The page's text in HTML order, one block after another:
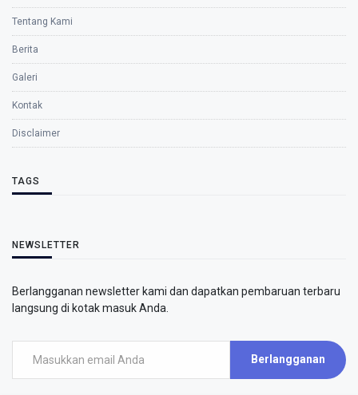
Tentang Kami
Berita
Galeri
Kontak
Disclaimer
TAGS
NEWSLETTER
Berlangganan newsletter kami dan dapatkan pembaruan terbaru
langsung di kotak masuk Anda.
Berlangganan